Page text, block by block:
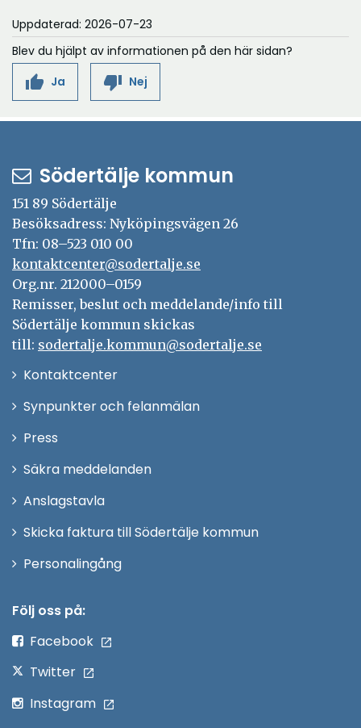
fönster
Uppdaterad: 2026-07-23
Blev du hjälpt av informationen på den här sidan?
thumb_up Ja thumb_down Nej
Södertälje kommun
151 89 Södertälje
Besöksadress: Nyköpingsvägen 26
Tfn: 08–523 010 00
kontaktcenter@sodertalje.se
Org.nr. 212000–0159
Remisser, beslut och meddelande/info till
Södertälje kommun skickas
till: sodertalje.kommun@sodertalje.se
KontaktcenterÖppna
Synpunkter och felanmälan
Press
fönster
Säkra meddelanden
Anslagstavla
Skicka faktura till Södertälje kommun
PersonalingångÖppna
Följ oss på:
Facebook
Twitter
Instagram